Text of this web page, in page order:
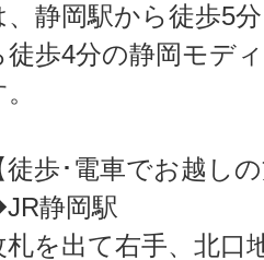
、静岡駅から徒歩5
徒歩4分の静岡モデ
徒歩･電車でお越し
静岡駅
札を出て右手、北口